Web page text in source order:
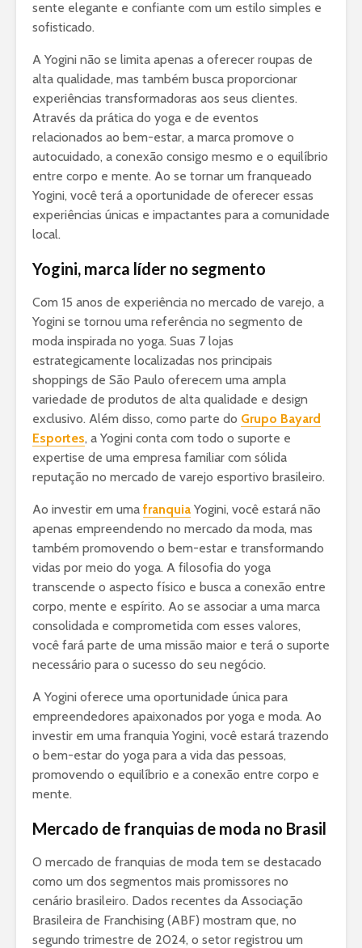
sente elegante e confiante com um estilo simples e
sofisticado.
A Yogini não se limita apenas a oferecer roupas de
alta qualidade, mas também busca proporcionar
experiências transformadoras aos seus clientes.
Através da prática do yoga e de eventos
relacionados ao bem-estar, a marca promove o
autocuidado, a conexão consigo mesmo e o equilíbrio
entre corpo e mente. Ao se tornar um franqueado
Yogini, você terá a oportunidade de oferecer essas
experiências únicas e impactantes para a comunidade
local.
Yogini, marca líder no segmento
Com 15 anos de experiência no mercado de varejo, a
Yogini se tornou uma referência no segmento de
moda inspirada no yoga. Suas 7 lojas
estrategicamente localizadas nos principais
shoppings de São Paulo oferecem uma ampla
variedade de produtos de alta qualidade e design
exclusivo. Além disso, como parte do Grupo Bayard
Esportes, a Yogini conta com todo o suporte e
expertise de uma empresa familiar com sólida
reputação no mercado de varejo esportivo brasileiro.
Ao investir em uma franquia Yogini, você estará não
apenas empreendendo no mercado da moda, mas
também promovendo o bem-estar e transformando
vidas por meio do yoga. A filosofia do yoga
transcende o aspecto físico e busca a conexão entre
corpo, mente e espírito. Ao se associar a uma marca
consolidada e comprometida com esses valores,
você fará parte de uma missão maior e terá o suporte
necessário para o sucesso do seu negócio.
A Yogini oferece uma oportunidade única para
empreendedores apaixonados por yoga e moda. Ao
investir em uma franquia Yogini, você estará trazendo
o bem-estar do yoga para a vida das pessoas,
promovendo o equilíbrio e a conexão entre corpo e
mente.
Mercado de franquias de moda no Brasil
O mercado de franquias de moda tem se destacado
como um dos segmentos mais promissores no
cenário brasileiro. Dados recentes da Associação
Brasileira de Franchising (ABF) mostram que, no
segundo trimestre de 2024, o setor registrou um